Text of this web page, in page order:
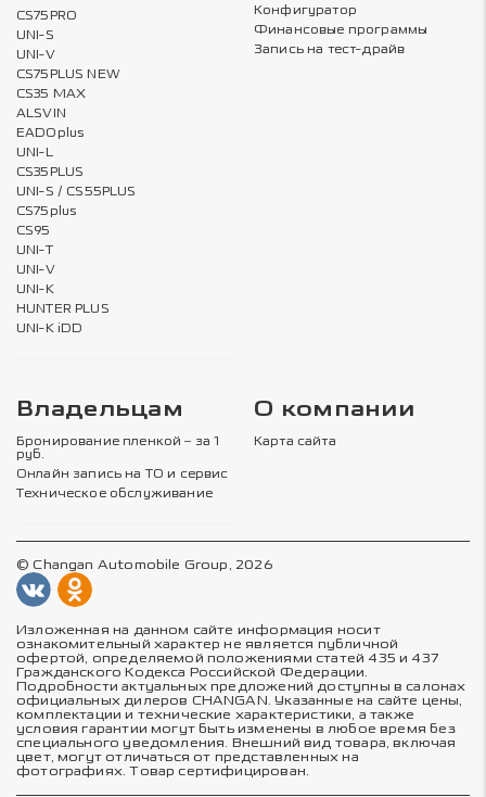
CS75PRO
UNI-S
UNI-V
CS75PLUS NEW
CS35 MAX
ALSVIN
EADOplus
UNI-L
CS35PLUS
UNI-S / CS55PLUS
CS75plus
CS95
UNI-T
UNI-V
UNI-K
HUNTER PLUS
UNI-K iDD
Конфигуратор
Финансовые программы
Запись на тест-драйв
Владельцам
Бронирование пленкой – за 1
руб.
Онлайн запись на ТО и сервис
Техническое обслуживание
О компании
Карта сайта
© Changan Automobile Group, 2026
Изложенная на данном сайте информация носит
ознакомительный характер не является публичной
офертой, определяемой положениями статей 435 и 437
Гражданского Кодекса Российской Федерации.
Подробности актуальных предложений доступны в салонах
официальных дилеров CHANGAN. Указанные на сайте цены,
комплектации и технические характеристики, а также
условия гарантии могут быть изменены в любое время без
специального уведомления. Внешний вид товара, включая
цвет, могут отличаться от представленных на
фотографиях. Товар сертифицирован.